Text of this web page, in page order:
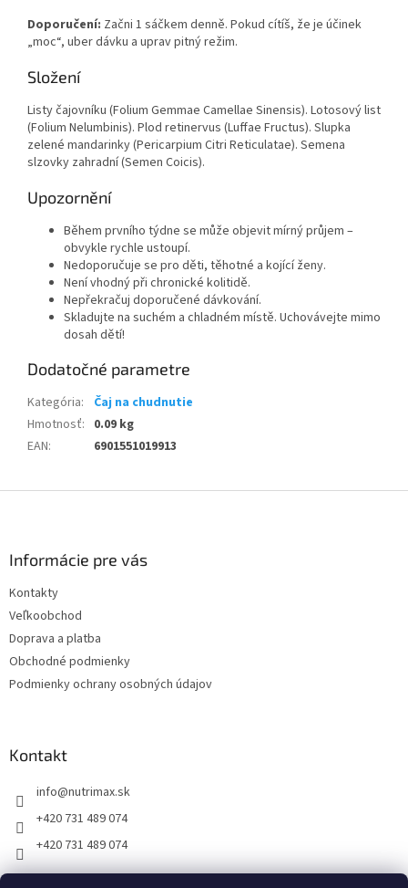
Doporučení: Začni 1 sáčkem denně. Pokud cítíš, že je účinek
„moc“, uber dávku a uprav pitný režim.
Složení
Listy čajovníku (Folium Gemmae Camellae Sinensis). Lotosový list
(Folium Nelumbinis). Plod retinervus (Luffae Fructus). Slupka
zelené mandarinky (Pericarpium Citri Reticulatae). Semena
slzovky zahradní (Semen Coicis).
Upozornění
Během prvního týdne se může objevit mírný průjem –
obvykle rychle ustoupí.
Nedoporučuje se pro děti, těhotné a kojící ženy.
Není vhodný při chronické kolitidě.
Nepřekračuj doporučené dávkování.
Skladujte na suchém a chladném místě. Uchovávejte mimo
dosah dětí!
Dodatočné parametre
Kategória:
Čaj na chudnutie
Hmotnosť: 0.09 kg
EAN: 6901551019913
Informácie pre vás
Kontakty
Veľkoobchod
Doprava a platba
Obchodné podmienky
Podmienky ochrany osobných údajov
Kontakt
info@nutrimax.sk
+420 731 489 074
+420 731 489 074